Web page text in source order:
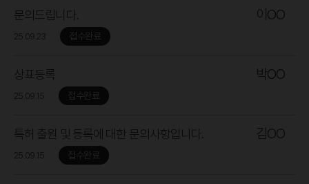
문의드립니다. 이OO
25.09.23 접수완료
상표등록 박OO
25.09.15 접수완료
특허 출원 및 등록에 대한 문의사항입니다. 김OO
25.09.15 접수완료